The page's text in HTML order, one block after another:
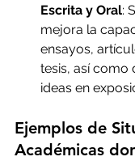
Escrita y Oral:
mejora la
ensayos,
tesis, así como
ideas en
Ejemplos de
Académicas